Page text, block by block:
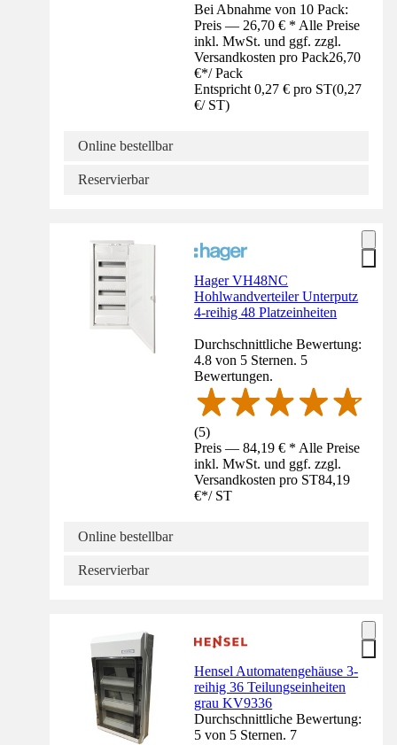
Bei Abnahme von 10 Pack:
Preis — 26,70 € * Alle Preise
inkl. MwSt. und ggf. zzgl.
Versandkosten pro Pack26,70
€*/ Pack
Entspricht 0,27 € pro ST(0,27
€/ ST)
Online bestellbar
Reservierbar
Hager VH48NC
Hohlwandverteiler Unterputz
4-reihig 48 Platzeinheiten
Durchschnittliche Bewertung:
4.8 von 5 Sternen. 5
Bewertungen.
(5)
Preis — 84,19 € * Alle Preise
inkl. MwSt. und ggf. zzgl.
Versandkosten pro ST84,19
€*/ ST
Online bestellbar
Reservierbar
Hensel Automatengehäuse 3-
reihig 36 Teilungseinheiten
grau KV9336
Durchschnittliche Bewertung:
5 von 5 Sternen. 7